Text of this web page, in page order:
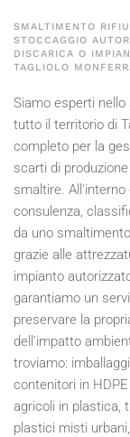
SMALTIMENTO
STOCCAGGIO
DISCARICA O
TAGLIOLO
Siamo esperti
tutto il territorio di
completo per la
scarti di
smaltire.
consulenza,
da uno
grazie alle
impianto
garantiamo un
preservare la
dell'impatto
troviamo:
contenitori in
agricoli in plastica,
plastici misti